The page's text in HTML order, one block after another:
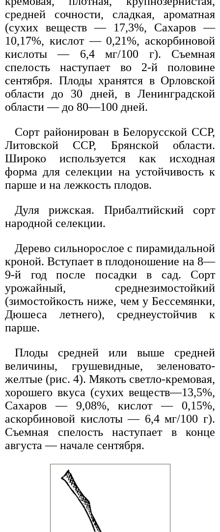
средней сочности, сладкая, ароматная
(сухих веществ — 17,3%, Сахаров —
10,17%, кислот — 0,21%, аскорбиновой
кислоты — 6,4 мг/100 г). Съемная
спелость наступает во 2-й половине
сентября. Плоды хранятся в Орловской
области до 30 дней, в Ленинградской
области — до 80—100 дней.
Сорт районирован в Белорусской ССР,
Литовской ССР, Брянской области.
Широко используется как исходная
форма для селекции на устойчивость к
парше и на лежкость плодов.
Дуля рижская. Прибалтийский сорт
народной селекции.
Дерево сильнорослое с пирамидальной
кроной. Вступает в плодоношение на 8—
9-й год после посадки в сад. Сорт
урожайный, среднезимостойкий
(зимостойкость ниже, чем у Бессемянки,
Дюшеса летнего), среднеустойчив к
парше.
Плоды средней или выше средней
величины, грушевидные, зеленовато-
желтые (рис. 4). Мякоть светло-кремовая,
хорошего вкуса (сухих веществ—13,5%,
Сахаров — 9,08%, кислот — 0,15%,
аскорбиновой кислоты — 6,4 мг/100 г).
Съемная спелость наступает в конце
августа — начале сентября.